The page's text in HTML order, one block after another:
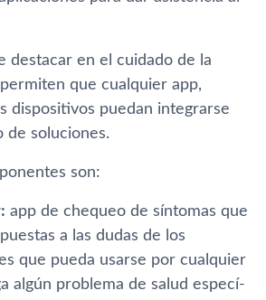
destacar en el cuidado de la
que cualquier app,
dispositivos puedan integrarse
de soluciones.
son:
app de chequeo de sí­ntomas que
a las dudas de los
que pueda usarse por cualquier
algún problema de salud especí­